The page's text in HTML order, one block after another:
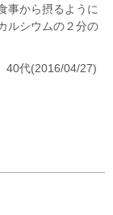
事から摂るように
ルシウムの２分の
40代(2016/04/27)